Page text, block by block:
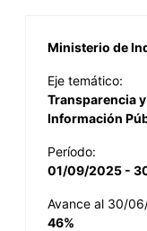
Ministerio de
Eje temático:
Transparencia
Información
Período:
01/09/2025 -
Avance al 30/
46%